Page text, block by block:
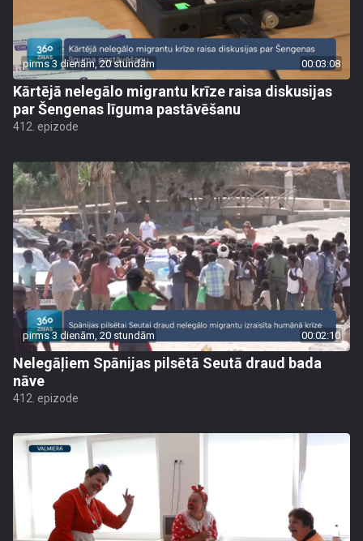
pirms 3 dienām, 20 stundām 00:03:08
Kārtējā nelegālo migrantu krīze raisa diskusijas
par Šengenas līguma pastāvēšanu
412. epizode
pirms 3 dienām, 20 stundām 00:02:10
Nelegāļiem Spānijas pilsētā Seutā draud bada
nāve
412. epizode